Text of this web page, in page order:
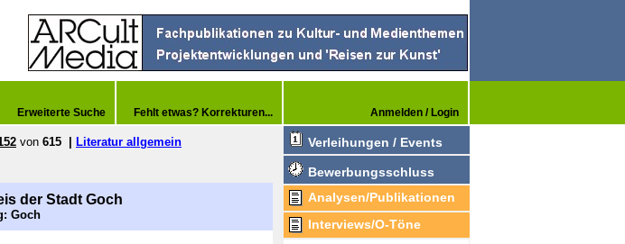
Erweiterte Suche Fehlt etwas? Korrekturen... Anmelden / Login
von 615 Literatur allgemein
der Stadt Goch
Goch
Verleihungen / Events
Bewerbungsschluss
Analysen/Publikationen
Interviews/O-Töne